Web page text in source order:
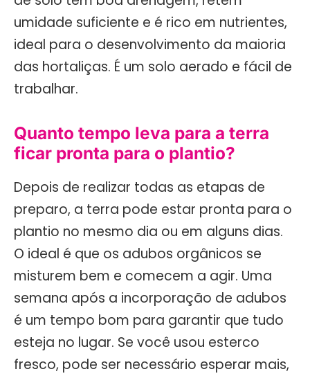
umidade suficiente e é rico em nutrientes,
ideal para o desenvolvimento da maioria
das hortaliças. É um solo aerado e fácil de
trabalhar.
Quanto tempo leva para a terra
ficar pronta para o plantio?
Depois de realizar todas as etapas de
preparo, a terra pode estar pronta para o
plantio no mesmo dia ou em alguns dias.
O ideal é que os adubos orgânicos se
misturem bem e comecem a agir. Uma
semana após a incorporação de adubos
é um tempo bom para garantir que tudo
esteja no lugar. Se você usou esterco
fresco, pode ser necessário esperar mais,